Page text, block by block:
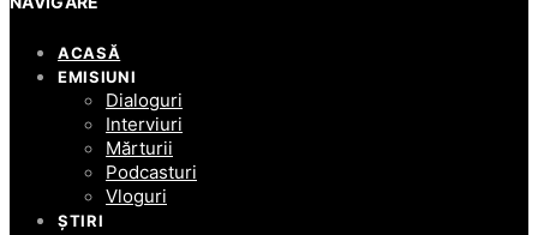
ACASĂ
EMISIUNI
Dialoguri
Interviuri
Mărturii
Podcasturi
Vloguri
ȘTIRI